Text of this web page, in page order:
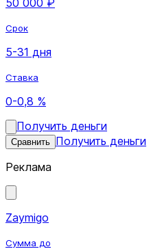
Срок
5-31 дня
Ставка
0-0,8 %
Получить деньги
Сравнить Получить деньги
Реклама
Zaymigo
Сумма до